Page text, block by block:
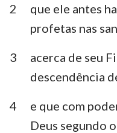
1 João
Apocalipse
2
que ele antes
profetas nas
3
acerca de seu
descendência
4
e que com
Deus segundo